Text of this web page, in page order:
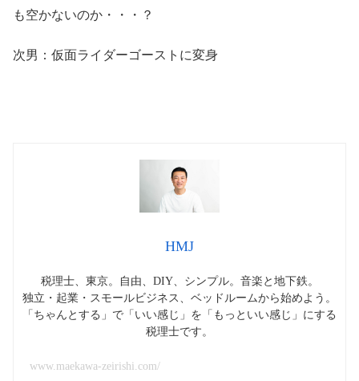
も空かないのか・・・？
次男：仮面ライダーゴーストに変身
HMJ
税理士、東京。自由、DIY、シンプル。音楽と地下鉄。
独立・起業・スモールビジネス、ベッドルームから始めよう。
「ちゃんとする」で「いい感じ」を「もっといい感じ」にする
税理士です。
www.maekawa-zeirishi.com/